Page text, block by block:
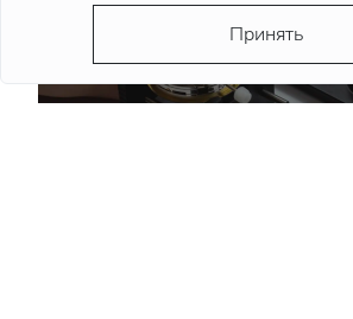
Принять